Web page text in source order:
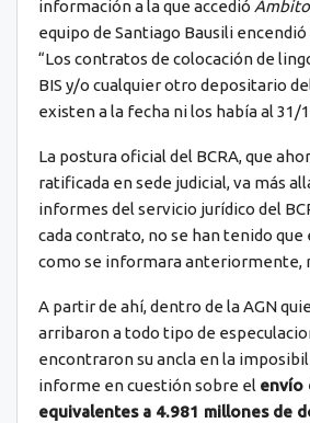
información a la que accedió Ámbito
equipo de Santiago Bausili
“Los contratos de colocación de
BIS y/o cualquier otro depositario
existen a la fecha ni los había al 31/
La postura oficial del BCRA, que
ratificada en sede judicial, va más
informes del servicio jurídico del
cada contrato, no se han tenido que
como se informara anteriormente,
A partir de ahí, dentro de la AGN
arribaron a todo tipo de
encontraron su ancla en la
informe en cuestión sobre el envío
equivalentes a 4.981 millones de